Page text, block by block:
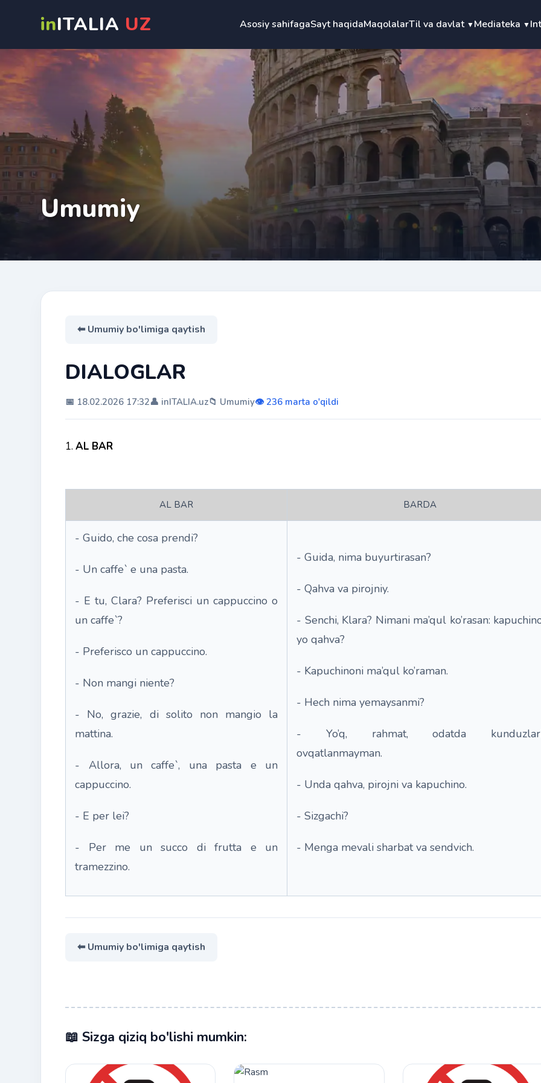
inITALIA UZ Asosiy sahifagaSayt haqidaMaqolalarTil va davlat ▼Mediateka ▼
Umumiy
⬅ Umumiy bo'limiga qaytish
DIALOGLAR
📅 18.02.2026 17:32👤 inITALIA.uz📁 Umumiy👁️ 236 marta o'qildi
1.AL BAR
AL BAR BARDA
- Guido, che cosa prendi?
- Un caffe` e una pasta.
- E tu, Clara? Preferisci un cappuccino o
un caffe`?
- Preferisco un cappuccino.
- Non mangi niente?
- No, grazie, di solito non mangio la
mattina.
- Allora, un caffe`, una pasta e un
cappuccino.
- E per lei?
- Per me un succo di frutta e un
tramezzino.
- Guida, nima buyurtirasan?
- Qahva va pirojniy.
- Senchi, Klara? Nimani ma’qul ko’rasan:
yo qahva?
- Kapuchinoni ma’qul ko’raman.
- Hech nima yemaysanmi?
- Yo’q, rahmat, odatda
ovqatlanmayman.
- Unda qahva, pirojni va kapuchino.
- Sizgachi?
- Menga mevali sharbat va sendvich.
⬅ Umumiy bo'limiga qaytish
📖 Sizga qiziq bo'lishi mumkin: